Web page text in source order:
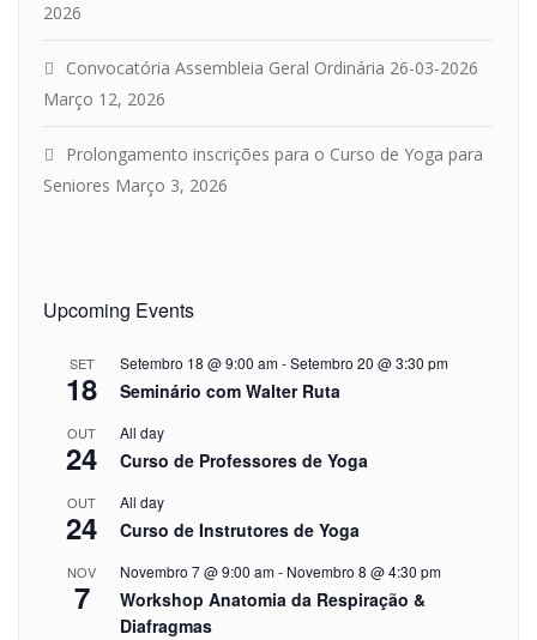
2026
Convocatória Assembleia Geral Ordinária 26-03-2026
Março 12, 2026
Prolongamento inscrições para o Curso de Yoga para
Seniores Março 3, 2026
Upcoming Events
SET
18
Setembro 18 @ 9:00 am-Setembro 20 @ 3:30 pm
Seminário com Walter Ruta
OUT
24
All day
Curso de Professores de Yoga
OUT
24
All day
Curso de Instrutores de Yoga
NOV
7
Novembro 7 @ 9:00 am- Novembro 8 @ 4:30 pm
Workshop Anatomia da Respiração &
Diafragmas